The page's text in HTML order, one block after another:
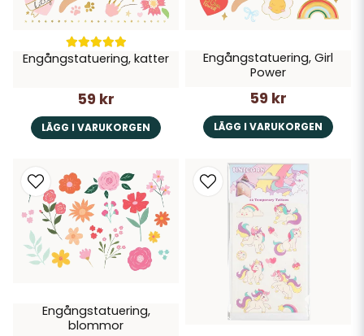
Engångstatuering, katter
59 kr
LÄGG I VARUKORGEN
Engångstatuering, Girl
Power
59 kr
LÄGG I VARUKORGEN
Engångstatuering,
blommor